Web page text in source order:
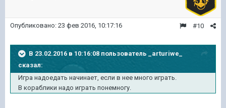
#10
Опубликовано: 23 фев 2016, 10:17:16
В 23.02.2016 в 10:16:08 пользователь _arturiwe_
сказал:
Игра надоедать начинает, если в нее много играть.
В кораблики надо играть понемногу.